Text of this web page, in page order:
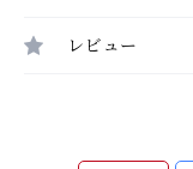
レビュー